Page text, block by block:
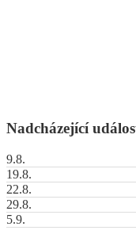
Nadcházející
9.8.
19.8.
22.8.
29.8.
5.9.